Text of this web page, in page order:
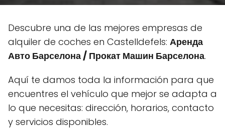
Descubre una de las mejores empresas de
alquiler de coches en Castelldefels: Аренда
Авто Барселона / Прокат Машин Барселона.
Aquí te damos toda la información para que
encuentres el vehículo que mejor se adapta a
lo que necesitas: dirección, horarios, contacto
y servicios disponibles.